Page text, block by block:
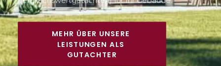
MEHR ÜBER UNSERE
LEISTUNGEN ALS
GUTACHTER